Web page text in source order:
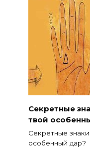
Секретные
твой
Секретные
особенный дар?